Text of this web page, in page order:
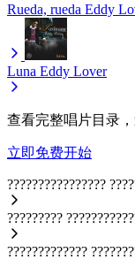
Rueda, rueda Eddy
Luna Eddy Lover
查看完整唱片目录
立即免费开始
????????????????
?????????
?????????????